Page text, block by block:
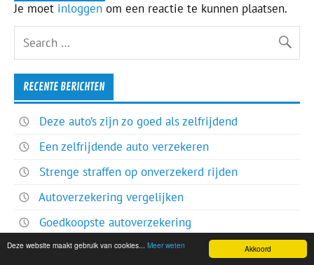
Akkoord
Deze website maakt gebruik van cookies... Meer weten
Je moet inloggen om een reactie te kunnen plaatsen.
RECENTE BERICHTEN
Deze auto’s zijn zo goed als zelfrijdend
Een zelfrijdende auto verzekeren
Strenge straffen op onverzekerd rijden
Autoverzekering vergelijken
Goedkoopste autoverzekering